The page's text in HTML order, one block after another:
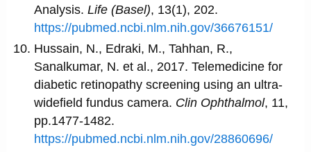
Analysis.Life (Basel), 13(1), 202.
https://pubmed.ncbi.nlm.nih.gov/36676151/
Hussain, N., Edraki, M., Tahhan, R.,
Sanalkumar, N. et al., 2017. Telemedicine for
diabetic retinopathy screening using an ultra-
widefield fundus camera. Clin Ophthalmol, 11,
pp.1477-1482.
https://pubmed.ncbi.nlm.nih.gov/28860696/